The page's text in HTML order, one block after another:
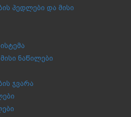
პედლები და მისი
ნაწილები
ჯვარა